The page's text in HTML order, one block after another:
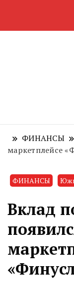
ФИНАНСЫ
маркетплейсе
ФИНАНСЫ
Вклад